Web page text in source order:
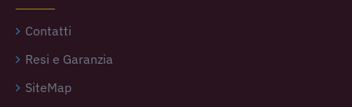
Contatti
Resi e Garanzia
SiteMap